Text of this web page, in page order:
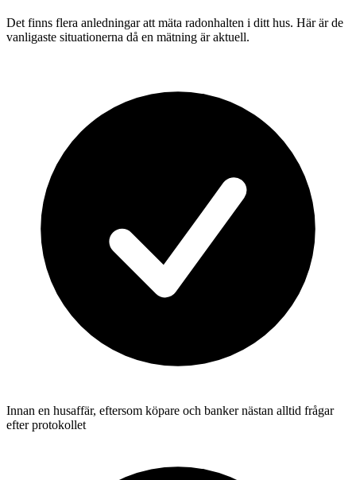
Det finns flera anledningar att mäta radonhalten i ditt hus. Här är de
vanligaste situationerna då en mätning är aktuell.
Innan en husaffär, eftersom köpare och banker nästan alltid frågar
efter protokollet